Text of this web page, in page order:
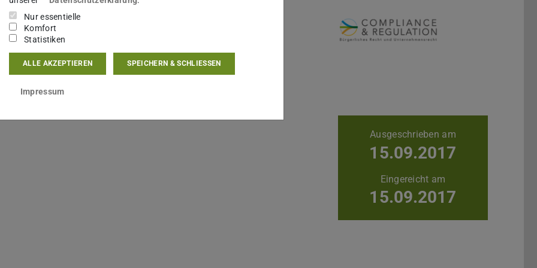
Ausgeschrieben am
15.09.2017
Eingereicht am
15.09.2017
Nur essentielle
Komfort
Statistiken
ALLE AKZEPTIEREN SPEICHERN & SCHLIESSEN
Impressum